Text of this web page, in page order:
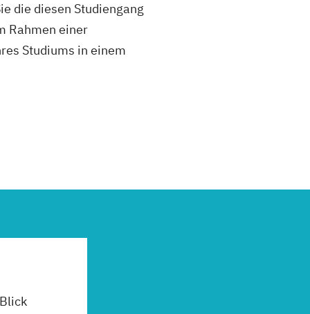
die diesen Studiengang
Rahmen einer
Studiums in einem